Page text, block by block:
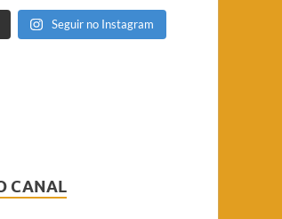
Seguir no Instagram
CANAL